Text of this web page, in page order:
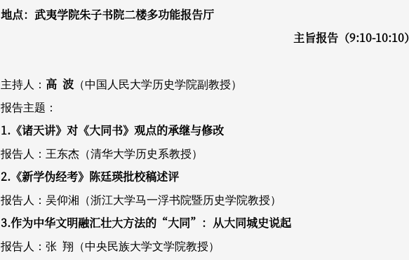
地点： 武夷学院朱子书院二楼多功能报告厅
主旨报告（9:10-10:10
主持人： 高 波 （中国人民大学历史学院副教授）
报告主题：
1.《诸天讲》对《大同书》观点的承继与修改
报告人：王东杰（清华大学历史系教授）
2.《新学伪经考》陈廷瑛批校稿述评
报告人：吴仰湘（浙江大学马一浮书院暨历史学院教授）
3.作为中华文明融汇壮大方法的“大同”：从大同城史说起
报告人：张 翔（中央民族大学文学院教授）